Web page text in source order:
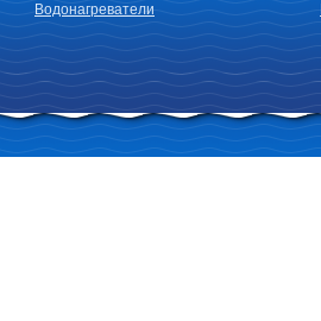
Водонагреватели